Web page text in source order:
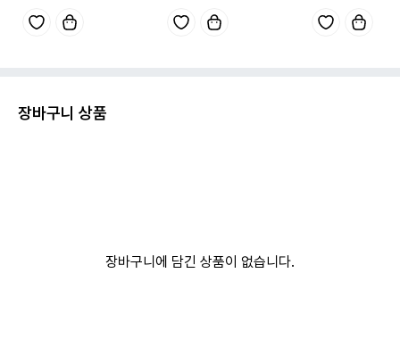
장바구니 상품
장바구니에 담긴 상품이 없습니다.